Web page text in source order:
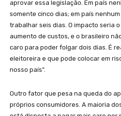
aprovar essa legislação. Em país
somente cinco dias; em país
trabalhar seis dias. O impacto seria
aumento de custos, e o brasileiro
caro para poder folgar dois dias. É
eleitoreira e que pode colocar em
nosso país”.
Outro fator que pesa na queda do
próprios consumidores. A maioria